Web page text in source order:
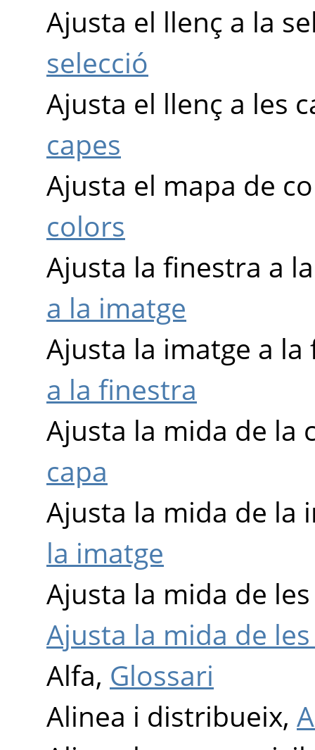
Ajusta el llenç a la
selecció
Ajusta el llenç a les
capes
Ajusta el mapa de
colors
Ajusta la finestra a
a la imatge
Ajusta la imatge a
a la finestra
Ajusta la mida de la
capa
Ajusta la mida de la
la imatge
Ajusta la mida de
Ajusta la mida de
Alfa, Glossari
Alinea i distribueix,